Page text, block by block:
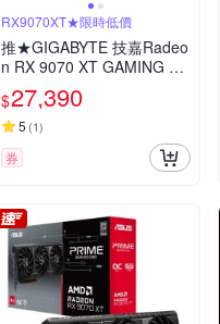
RX9070XT★限時低價
推★GIGABYTE 技嘉Radeo
n RX 9070 XT GAMING O
C ICE 16GB 顯示卡
$27,390
5 (1)
券